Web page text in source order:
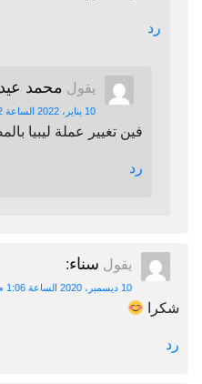
رد
يقول محمد
10 يناير، 2022 الساعة 2:12 ص
فين تغيير عملة ليبيا
رد
يقول سناء:
10 ديسمبر، 2020 الساعة 1:06 م
شكرا
رد